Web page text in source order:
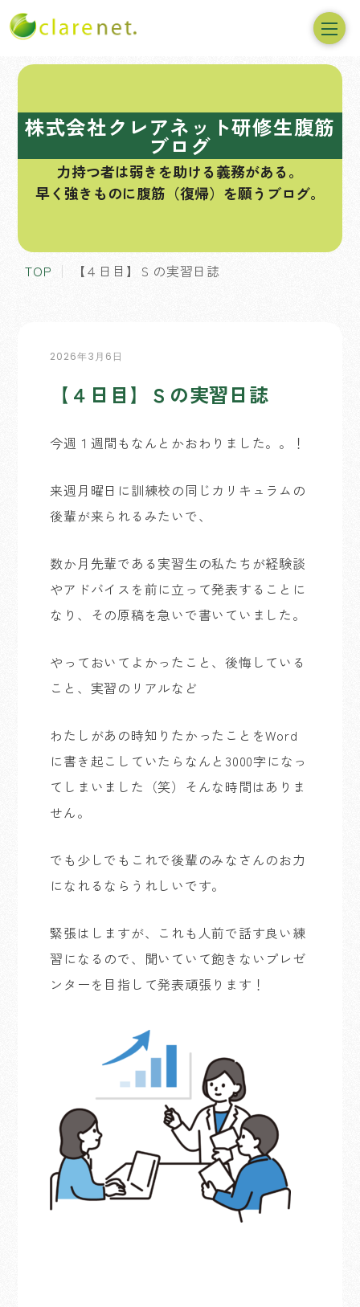
株式会社クレアネット研修生腹筋
ブログ
力持つ者は弱きを助ける義務がある。
早く強きものに腹筋（復帰）を願うブログ。
TOP 【４日目】Ｓの実習日誌
2026年3月6日
【４日目】Ｓの実習日誌
今週１週間もなんとかおわりました。。！
来週月曜日に訓練校の同じカリキュラムの
後輩が来られるみたいで、
数か月先輩である実習生の私たちが経験談
やアドバイスを前に立って発表することに
なり、その原稿を急いで書いていました。
やっておいてよかったこと、後悔している
こと、実習のリアルなど
わたしがあの時知りたかったことをWord
に書き起こしていたらなんと3000字になっ
てしまいました（笑）そんな時間はありま
せん。
でも少しでもこれで後輩のみなさんのお力
になれるならうれしいです。
緊張はしますが、これも人前で話す良い練
習になるので、聞いていて飽きないプレゼ
ンターを目指して発表頑張ります！